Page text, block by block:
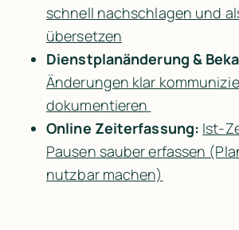
schnell nachschlagen und
übersetzen
Dienstplanänderung &
Änderungen klar
Online Zeiterfassung: Ist-
Pausen sauber erfassen
nutzbar machen)